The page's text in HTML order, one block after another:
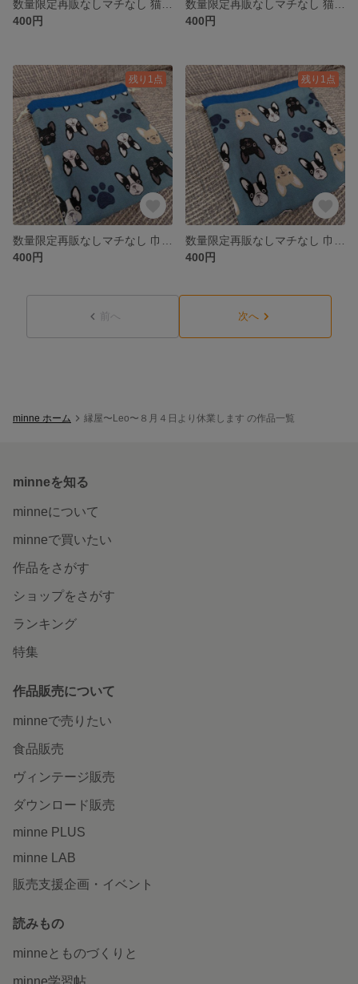
400円
400円
残り1点
400円
残り1点
400円
前へ 次へ
minne ホーム 縁屋〜Leo〜８月４日より休業します の作品一覧
minneを知る
minneについて
minneで買いたい
作品をさがす
ショップをさがす
ランキング
特集
作品販売について
minneで売りたい
食品販売
ヴィンテージ販売
ダウンロード販売
minne PLUS
minne LAB
販売支援企画・イベント
読みもの
minneとものづくりと
minne学習帖